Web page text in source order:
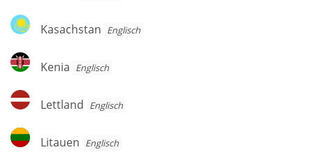
Kasachstan
Kasachstan Englisch
Kenia
Kenia Englisch
Lettland
Lettland Englisch
Litauen
Litauen Englisch